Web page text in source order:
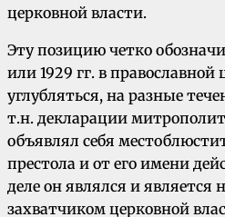
церковной власти.
Эту позицию четко
или 1929 гг. в
углубляться, на разные
т.н. декларации
объявлял себя
престола и от его имени
деле он являлся и является
захватчиком церковной